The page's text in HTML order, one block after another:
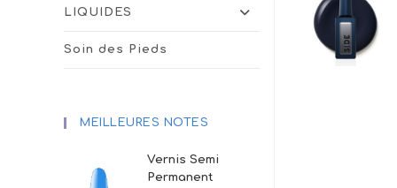
LIQUIDES
Soin des Pieds
MEILLEURES NOTES
Vernis Semi
Permanent